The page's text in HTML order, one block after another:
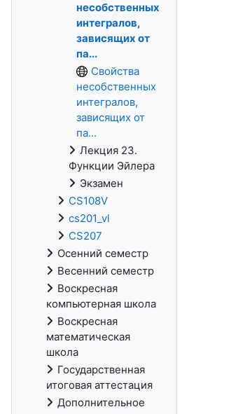
несобственных
интегралов,
зависящих от
па...
Свойства
несобственных
интегралов,
зависящих от
па...
Лекция 23.
Функции Эйлера
Экзамен
CS108V
cs201_vl
CS207
Осенний семестр
Весенний семестр
Воскресная
компьютерная школа
Воскресная
математическая
школа
Государственная
итоговая аттестация
Дополнительное